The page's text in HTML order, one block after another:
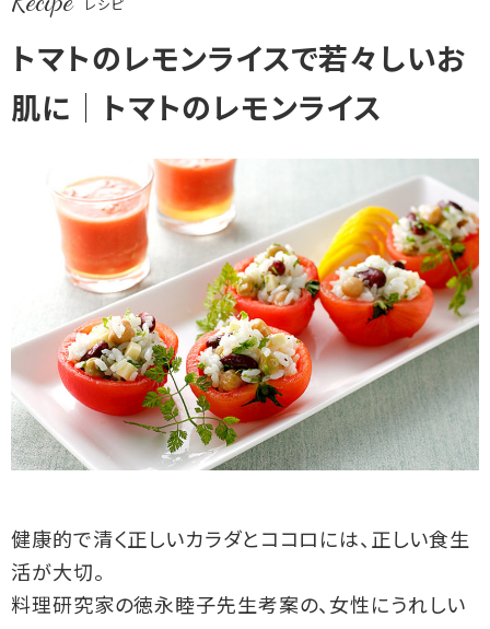
レシピ
トマトのレモンライスで若々しいお
肌に｜トマトのレモンライス
健康的で清く正しいカラダとココロには、正しい食生
活が大切。
料理研究家の徳永睦子先生考案の、女性にうれしい